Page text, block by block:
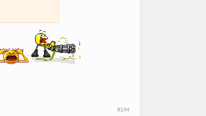
#144